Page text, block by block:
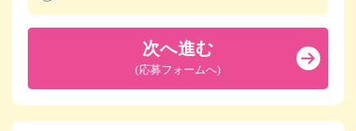
次へ進む
(応募フォームへ)